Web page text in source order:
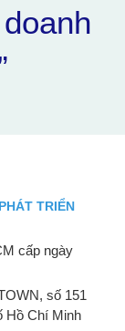
TRIỂN
cấp ngày
số 151
Hồ Chí Minh